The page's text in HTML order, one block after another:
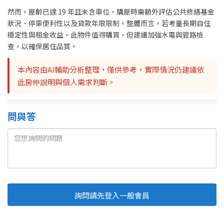
然而，屋齡已達 19 年且未含車位，購屋時需額外評估公共修繕基金
狀況、停車便利性以及貸款年限限制。整體而言，若考量長期自住
穩定性與租金收益，此物件值得購買，但建議加強水電與管路檢
查，以確保居住品質。
本內容由AI輔助分析整理，僅供參考，實際情況仍建議依
此房仲說明與個人需求判斷。
問與答
詢問請先登入一般會員